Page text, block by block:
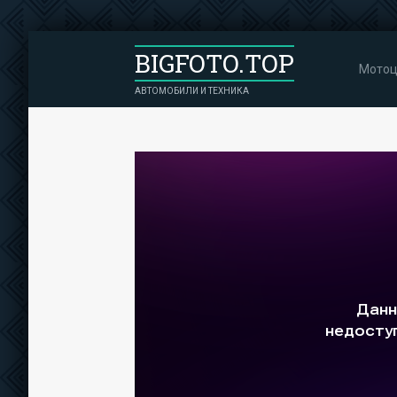
BIGFOTO.TOP
АВТОМОБИЛИ И ТЕХНИКА